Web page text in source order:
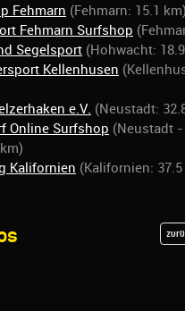
Fehmarn (Fehmarn: 15.1 km)
Fehmarn Surfshop
Segelsport (Hohwacht:
Kellenhusen
e.V. (Neustadt:
Online Surfshop (Neustadt -
Kalifornien (Kalifornien: